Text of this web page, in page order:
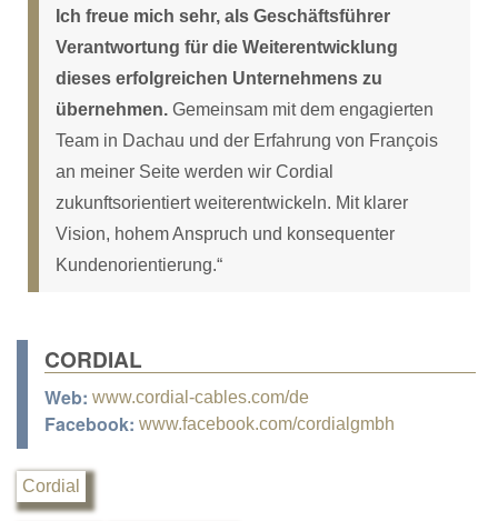
Ich freue mich sehr, als Geschäftsführer
Verantwortung für die Weiterentwicklung
dieses erfolgreichen Unternehmens zu
übernehmen. Gemeinsam mit dem engagierten
Team in Dachau und der Erfahrung von François
an meiner Seite werden wir Cordial
zukunftsorientiert weiterentwickeln. Mit klarer
Vision, hohem Anspruch und konsequenter
Kundenorientierung.“
CORDIAL
Web: www.cordial-cables.com/de
Facebook: www.facebook.com/cordialgmbh
Cordial